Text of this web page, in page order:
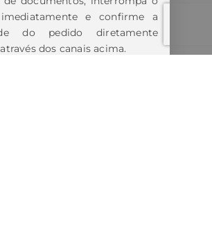
e confirme a
do pedido diretamente
dos canais acima.